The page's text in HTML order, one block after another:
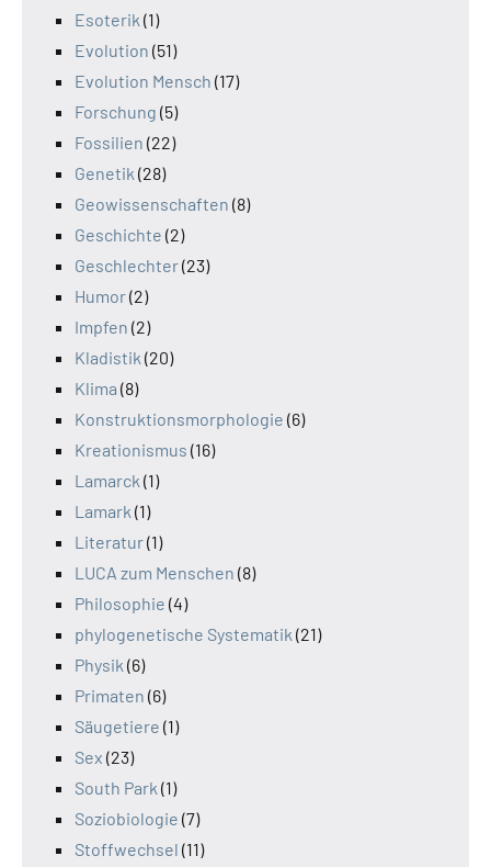
Esoterik (1)
Evolution (51)
Evolution Mensch (17)
Forschung (5)
Fossilien (22)
Genetik (28)
Geowissenschaften (8)
Geschichte (2)
Geschlechter(23)
Humor(2)
Impfen (2)
Kladistik (20)
Klima (8)
Konstruktionsmorphologie (6)
Kreationismus (16)
Lamarck (1)
Lamark (1)
Literatur(1)
LUCA zum Menschen (8)
Philosophie (4)
phylogenetische Systematik (21)
Physik (6)
Primaten (6)
Säugetiere (1)
Sex (23)
South Park (1)
Soziobiologie (7)
Stoffwechsel (11)